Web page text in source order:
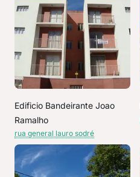
Edificio Bandeirante Joao
Ramalho
rua general lauro sodré